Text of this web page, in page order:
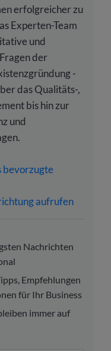
erfolgreicher zu
Experten-Team
und
der
-
das Qualitäts-,
bis hin zur
und
bevorzugte
aufrufen
Nachrichten
Empfehlungen
für Ihr Business
immer auf